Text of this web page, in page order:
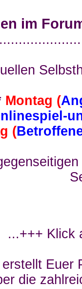
im
Montag (
(
...+++ Klick
Euer
die